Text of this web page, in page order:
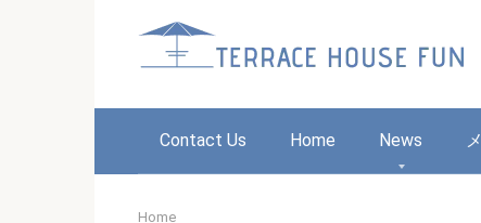
Contact Us Home News
Home